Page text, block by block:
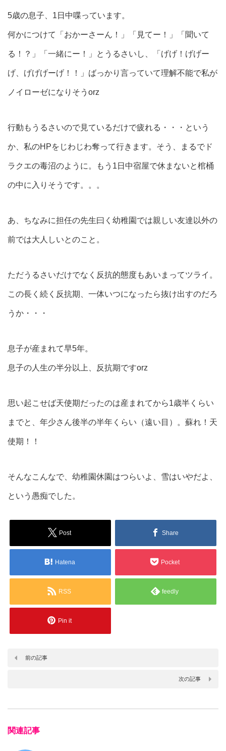
5歳の息子、1日中喋っています。
何かにつけて「おかーさーん！」「見てー！」「聞いて
る！？」「一緒にー！」とうるさいし、「げげ！げげー
げ、げげげーげ！！」ばっかり言っていて理解不能で私が
ノイローゼになりそうorz
行動もうるさいので見ているだけで疲れる・・・という
か、私のHPをじわじわ奪って行きます。そう、まるでド
ラクエの毒沼のように。もう1日中宿屋で休まないと棺桶
の中に入りそうです。。。
あ、ちなみに担任の先生曰く幼稚園では親しい友達以外の
前では大人しいとのこと。
ただうるさいだけでなく反抗的態度もあいまってツライ。
この長く続く反抗期、一体いつになったら抜け出すのだろ
うか・・・
息子が産まれて早5年。
息子の人生の半分以上、反抗期ですorz
思い起こせば天使期だったのは産まれてから1歳半くらい
までと、年少さん後半の半年くらい（遠い目）。蘇れ！天
使期！！
そんなこんなで、幼稚園休園はつらいよ、雪はいやだよ、
という愚痴でした。
Post Share
Hatena Pocket
RSS feedly
Pin it
前の記事
次の記事
関連記事